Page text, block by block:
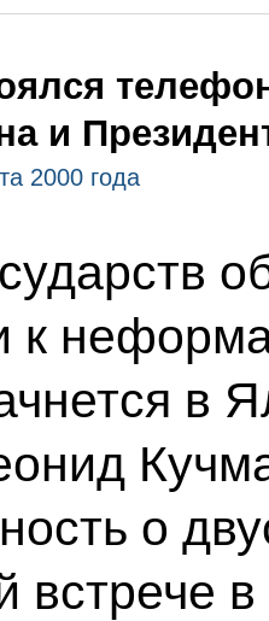
и
2000 года
к
в
о
встрече